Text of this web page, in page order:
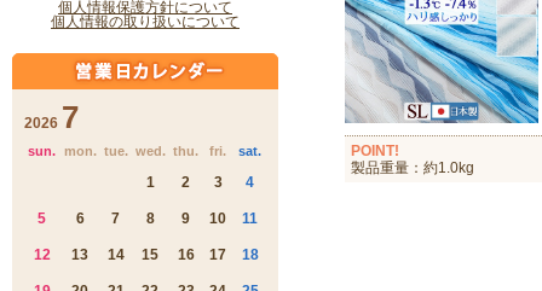
POINT!
製品重量：約1.0kg